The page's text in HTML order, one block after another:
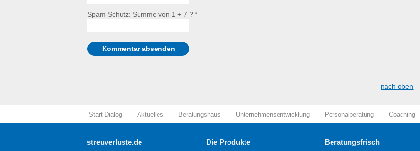
Spam-Schutz: Summe von 1 + 7 ? *
nach oben
Start Dialog Aktuelles Beratungshaus Unternehmensentwicklung Personalberatung Coaching
streuverluste.de Die Produkte Beratungsfrisch